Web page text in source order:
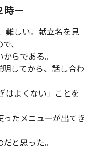
－
しい。献立名を見
、
らである。
してから、話し合わ
よくない」ことを
たメニューが出てき
と思った。